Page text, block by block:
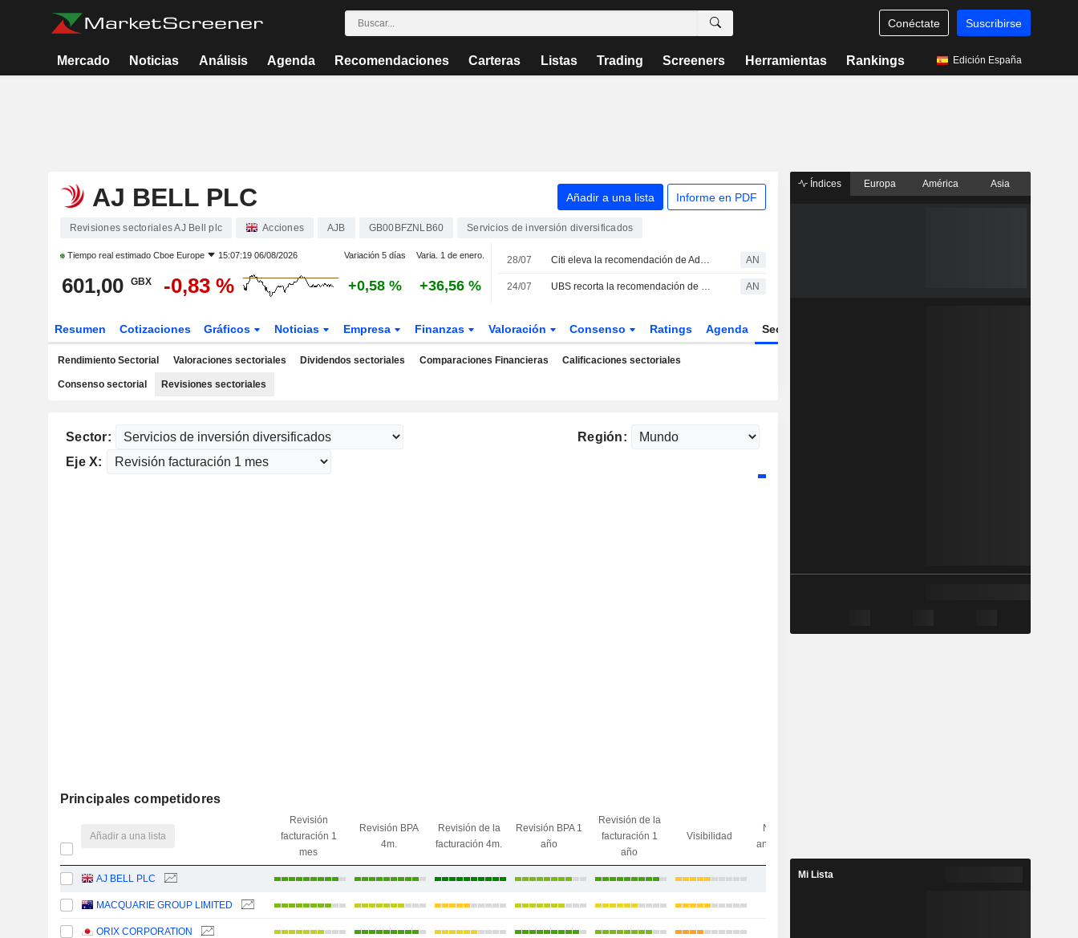
Conéctate Suscribirse
Mercado Noticias Análisis Agenda Recomendaciones Carteras Listas Trading Screeners Herramientas Rankings Edición España
AJ BELL PLC Añadir a una lista Informe en PDF
Revisiones sectoriales AJ Bell plc Acciones AJB GB00BFZNLB60 Servicios de inversión diversificados
Tiempo real estimado Cboe Europe 15:07:19 06/08/2026 Variación 5 días Varia. 1 de enero.
601,00 GBX -0,83 % +0,58 % +36,56 %
28/07 Citi eleva la recomendación de Admiral; Peel Hunt recorta la de Sabre AN
24/07 UBS recorta la recomendación de Standard Chartered; Shore Capital eleva la de HSBC AN
Resumen Cotizaciones Gráficos Noticias Empresa Finanzas Valoración Consenso Ratings Agenda Sector
Rendimiento Sectorial Valoraciones sectoriales Dividendos sectoriales Comparaciones Financieras Calificaciones sectoriales
Consenso sectorial Revisiones sectoriales
Sector:
Región:
Eje X:
Principales competidores
Añadir a una lista
Revisión
facturación 1
mes
Revisión BPA
4m.
Revisión de la
facturación 4m.
Revisión BPA 1
año
Revisión de la
facturación 1
año
Visibilidad
N.º de
analistas
AJ BELL PLC
MACQUARIE GROUP LIMITED
ORIX CORPORATION
Índices Europa América Asia
Mi Lista